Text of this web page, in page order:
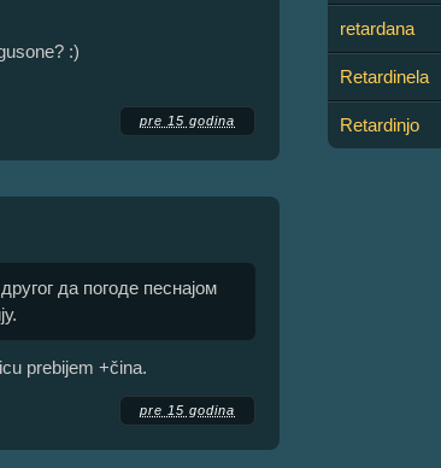
:)
pre 15 godina
да погоде песнајом
prebijem +čina.
pre 15 godina
retardana
Retardinela
Retardinjo